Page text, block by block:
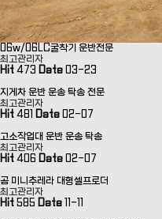
06w/06LC굴착기 운반전문
최고관리자
Hit 473 Date 03-23
지게차 운반 운송 탁송 전문
최고관리자
Hit 481 Date 02-07
고소작업대 운반 운송 탁송
최고관리자
Hit 406 Date 02-07
곰 미니추레라 대형셀프로더
최고관리자
Hit 585 Date 11-11